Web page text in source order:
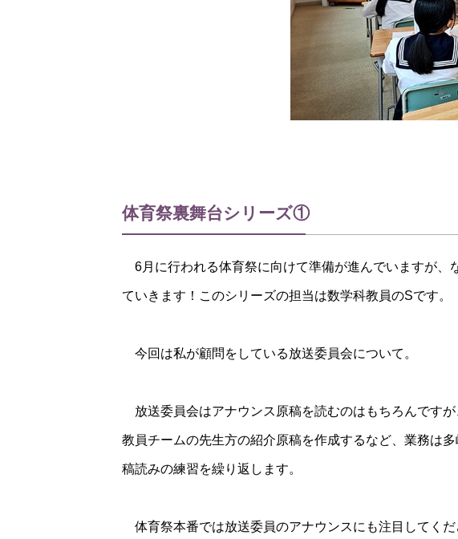
体育祭裏舞台シリーズ①
6月に行われる体育祭に向けて準備が進んでいますが、
ていきます！このシリーズの担当は数学科教員のSです。
今回は私が顧問をしている放送委員会について。
放送委員会はアナウンス原稿を読むのはもちろんです
教員チームの先生方の紹介原稿を作成するなど、業務は
稿読みの練習を繰り返します。
体育祭本番では放送委員のアナウンスにも注目してくだ